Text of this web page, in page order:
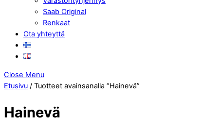
Saab Original
Renkaat
Ota yhteyttä
Close Menu
Etusivu / Tuotteet avainsanalla “Hainevä”
Hainevä